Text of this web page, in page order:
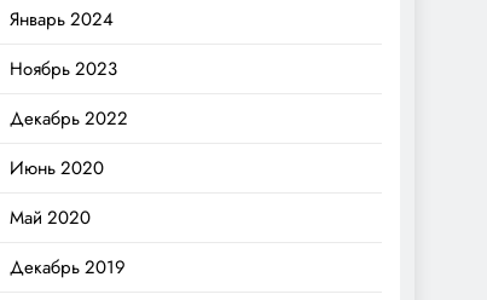
Январь 2024
Ноябрь 2023
Декабрь 2022
Июнь 2020
Май 2020
Декабрь 2019